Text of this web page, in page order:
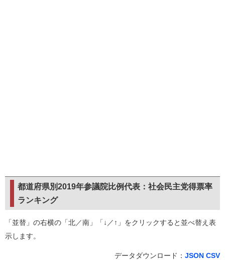
都道府県別2019年参議院比例代表：社会民主党得票率
ランキング
「並替」の右横の「北／南」「↓／↑」をクリックすると並べ替え表
示します。
データダウンロード： JSON CSV